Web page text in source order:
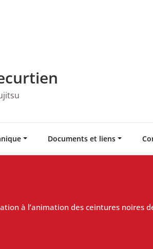
Documents et liens
à l’animation des ceintures noires